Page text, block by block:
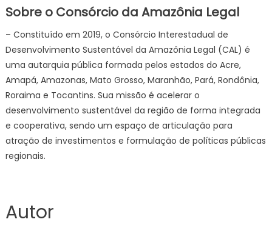
Sobre o Consórcio da Amazônia Legal
– Constituído em 2019, o Consórcio Interestadual de
Desenvolvimento Sustentável da Amazônia Legal (CAL) é
uma autarquia pública formada pelos estados do Acre,
Amapá, Amazonas, Mato Grosso, Maranhão, Pará, Rondônia,
Roraima e Tocantins. Sua missão é acelerar o
desenvolvimento sustentável da região de forma integrada
e cooperativa, sendo um espaço de articulação para
atração de investimentos e formulação de políticas públicas
regionais.
Autor